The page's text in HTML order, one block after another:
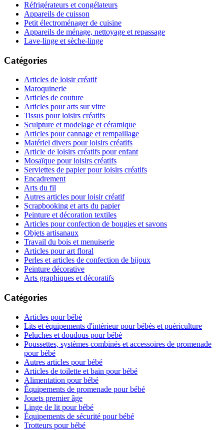
Réfrigérateurs et congélateurs
Appareils de cuisson
Petit électroménager de cuisine
Appareils de ménage, nettoyage et repassage
Lave-linge et sèche-linge
Catégories
Articles de loisir créatif
Maroquinerie
Articles de couture
Articles pour arts sur vitre
Tissus pour loisirs créatifs
Sculpture et modelage et céramique
Articles pour cannage et rempaillage
Matériel divers pour loisirs créatifs
Article de loisirs créatifs pour enfant
Mosaïque pour loisirs créatifs
Serviettes de papier pour loisirs créatifs
Encadrement
Arts du fil
Autres articles pour loisir créatif
Scrapbooking et arts du papier
Peinture et décoration textiles
Articles pour confection de bougies et savons
Objets artisanaux
Travail du bois et menuiserie
Articles pour art floral
Perles et articles de confection de bijoux
Peinture décorative
Arts graphiques et décoratifs
Catégories
Articles pour bébé
Lits et équipements d'intérieur pour bébés et puériculture
Peluches et doudous pour bébé
Poussettes, systèmes combinés et accessoires de promenade
pour bébé
Autres articles pour bébé
Articles de toilette et bain pour bébé
Alimentation pour bébé
Équipements de promenade pour bébé
Jouets premier âge
Linge de lit pour bébé
Équipements de sécurité pour bébé
Trotteurs pour bébé